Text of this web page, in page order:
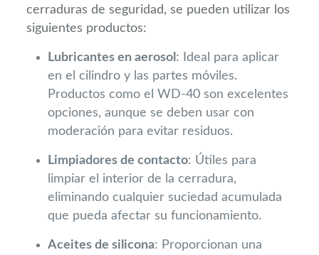
cerraduras de seguridad, se pueden utilizar los
siguientes productos:
Lubricantes en aerosol : Ideal para aplicar
en el cilindro y las partes móviles.
Productos como el WD-40 son excelentes
opciones, aunque se deben usar con
moderación para evitar residuos.
Limpiadores de contacto: Útiles para
limpiar el interior de la cerradura,
eliminando cualquier suciedad acumulada
que pueda afectar su funcionamiento.
Aceites de silicona: Proporcionan una